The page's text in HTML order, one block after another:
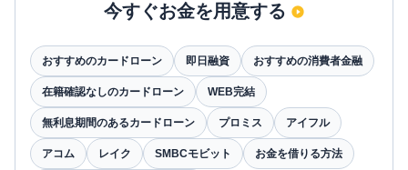
今すぐお金を用意する
おすすめのカードローン 即日融資 おすすめの消費者金融
在籍確認なしのカードローン WEB完結
無利息期間のあるカードローン プロミス アイフル
アコム レイク SMBCモビット お金を借りる方法